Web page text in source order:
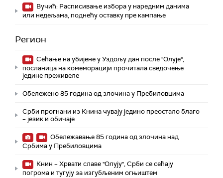
Вучић: Расписивање избора у наредним данима
или недељама, поднећу оставку пре кампање
Регион
Сећање на убијене у Уздољу дан после "Олује",
посланица на комеморацији прочитала сведочење
једине преживеле
Обележено 85 година од злочина у Пребиловцима
Срби прогнани из Книна чувају једино преостало благо
– језик и обичаје
Обележавање 85 година од злочина над
Србима у Пребиловцима
Книн – Хрвати славе "Олују", Срби се сећају
погрома и тугују за изгубљеним огњиштем